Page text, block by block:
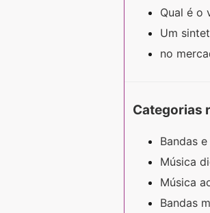
Qual é o
Um
no
Categorias
Bandas
Música
Música
Bandas